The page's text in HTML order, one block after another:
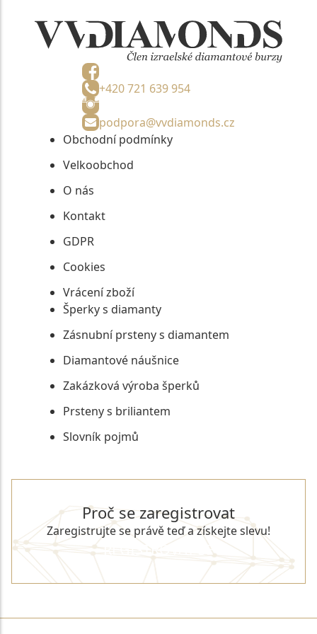
+420 721 639 954
podpora@vvdiamonds.cz
Obchodní podmínky
Velkoobchod
O nás
Kontakt
GDPR
Cookies
Vrácení zboží
Šperky s diamanty
Zásnubní prsteny s diamantem
Diamantové náušnice
Zakázková výroba šperků
Prsteny s briliantem
Slovník pojmů
Proč se zaregistrovat
Zaregistrujte se právě teď a získejte slevu!
REGISTROVAT SE